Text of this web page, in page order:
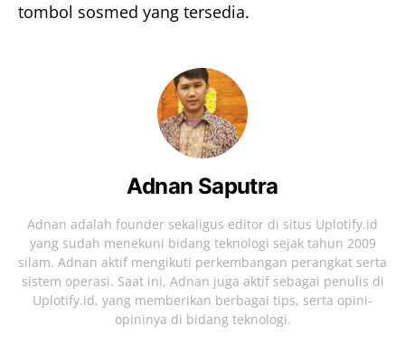
tombol sosmed yang tersedia.
Adnan Saputra
Adnan adalah founder sekaligus editor di situs Uplotify.id
yang sudah menekuni bidang teknologi sejak tahun 2009
silam. Adnan aktif mengikuti perkembangan perangkat serta
sistem operasi. Saat ini, Adnan juga aktif sebagai penulis di
Uplotify.id, yang memberikan berbagai tips, serta opini-
opininya di bidang teknologi.